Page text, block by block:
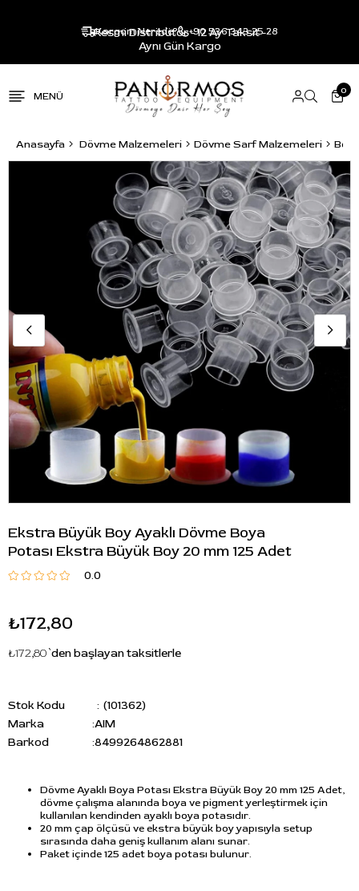
Resmi Distribütör - 12 Ay Taksit -
Aynı Gün Kargo
Kargom Nerede? +90 536 343 25 28
0
Anasayfa Dövme Malzemeleri Dövme Sarf Malzemeleri
Ekstra Büyük Boy Ayaklı Dövme Boya
Potası Ekstra Büyük Boy 20 mm 125 Adet
0.0
₺172,80
₺172,80`den başlayan taksitlerle
Stok Kodu
(101362)
Marka
:AIM
Barkod
:8499264862881
Dövme Ayaklı Boya Potası Ekstra Büyük Boy 20 mm 125 Adet,
dövme çalışma alanında boya ve pigment yerleştirmek için
kullanılan kendinden ayaklı boya potasıdır.
20 mm çap ölçüsü ve ekstra büyük boy yapısıyla setup
sırasında daha geniş kullanım alanı sunar.
Paket içinde 125 adet boya potası bulunur.